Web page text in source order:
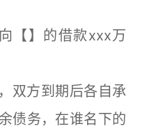
】的借款xxx万
方到期后各自承
债务，在谁名下的